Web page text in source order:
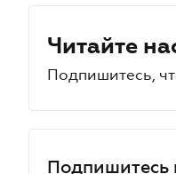
Читайте
Подпишитесь,
Подпишитесь